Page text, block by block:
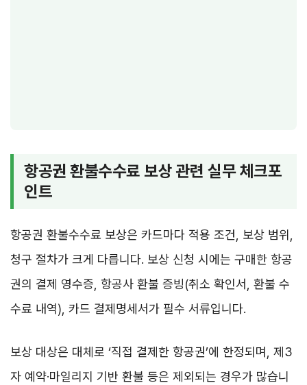
항공권 환불수수료 보상 관련 실무 체크포
인트
항공권 환불수수료 보상은 카드마다 적용 조건, 보상 범위,
청구 절차가 크게 다릅니다. 보상 신청 시에는 구매한 항공
권의 결제 영수증, 항공사 환불 증빙(취소 확인서, 환불 수
수료 내역), 카드 결제명세서가 필수 서류입니다.
보상 대상은 대체로 ‘직접 결제한 항공권’에 한정되며, 제3
자 예약·마일리지 기반 환불 등은 제외되는 경우가 많습니